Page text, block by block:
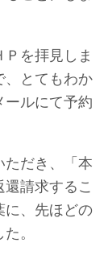
を拝見しま
、とてもわか
ールにて予約
ただき、「本
請求するこ
に、先ほどの
。